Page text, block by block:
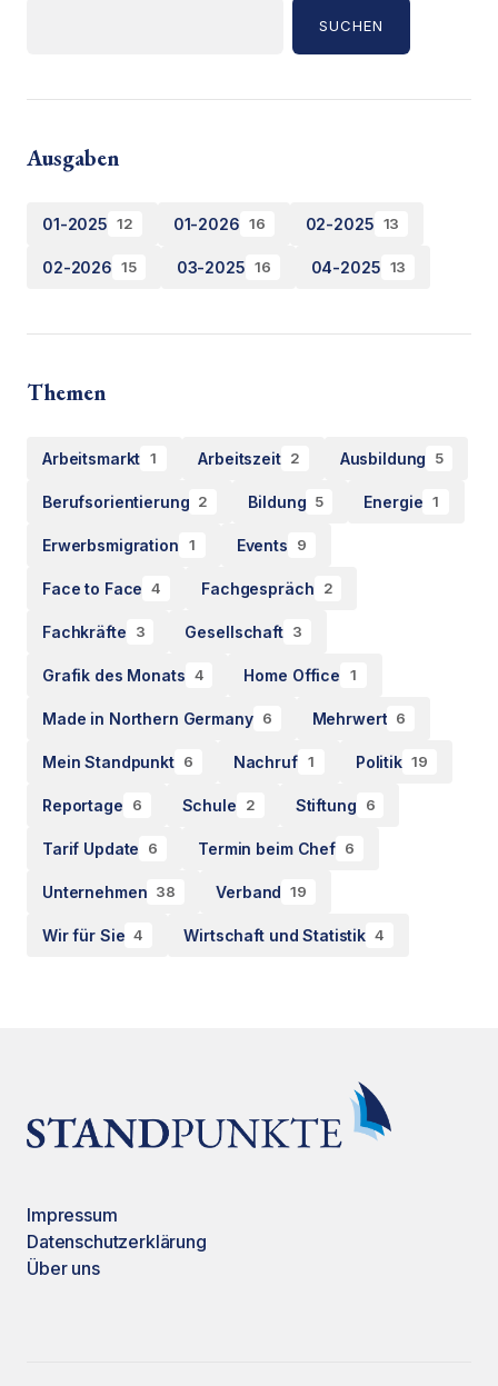
SUCHEN
Ausgaben
01-2025 12 01-2026 16 02-2025 13
02-2026 15 03-2025 16 04-2025 13
Themen
Arbeitsmarkt 1 Arbeitszeit 2 Ausbildung 5
Berufsorientierung 2 Bildung 5 Energie 1
Erwerbsmigration 1 Events 9
Face to Face 4 Fachgespräch 2
Fachkräfte 3 Gesellschaft 3
Grafik des Monats 4 Home Office 1
Made in Northern Germany 6 Mehrwert 6
Mein Standpunkt 6 Nachruf 1 Politik 19
Reportage 6 Schule 2 Stiftung 6
Tarif Update 6 Termin beim Chef 6
Unternehmen 38 Verband 19
Wir für Sie 4 Wirtschaft und Statistik 4
Impressum
Datenschutzerklärung
Über uns